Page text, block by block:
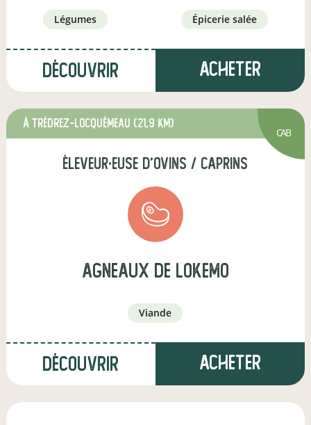
légumes épicerie salée
Découvrir Acheter
à Trédrez-Locquémeau (21,9 km)
CAB
éleveur·euse d'ovins / caprins
Agneaux de Lokemo
viande
Découvrir Acheter